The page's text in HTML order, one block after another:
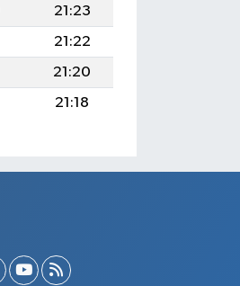
21:23
21:22
21:20
21:18